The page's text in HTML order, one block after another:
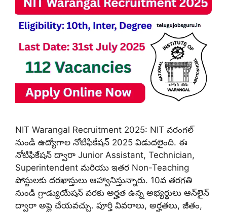
NIT Warangal Recruitment 2025: NIT వరంగల్
నుండి ఉద్యోగాల నోటిఫికేషన్ 2025 విడుదలైంది. ఈ
నోటిఫికేషన్ ద్వారా Junior Assistant, Technician,
Superintendent మరియు ఇతర Non-Teaching
పోస్టులకు దరఖాస్తులు ఆహ్వానిస్తున్నారు. 10వ తరగతి
నుండి గ్రాడ్యుయేషన్ వరకు అర్హత ఉన్న అభ్యర్థులు ఆన్‌లైన్
ద్వారా అప్లై చేయవచ్చు. పూర్తి వివరాలు, అర్హతలు, జీతం,